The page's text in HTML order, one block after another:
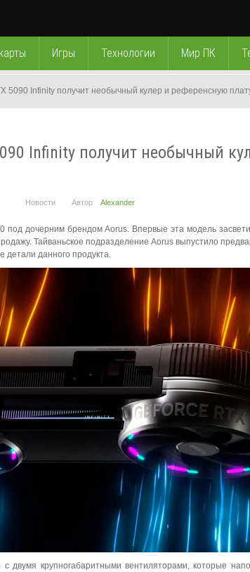
Игры Технологии Мир ПК
5090 Infinity получит необычный кулер и референсную
Infinity получит необычный
Новости Автор Alexander
под дочерним брендом Aorus. Впервые эта модель
Тайваньское подразделение Aorus выпустило
детали данного продукта.
двумя крупногабаритными вентиляторами, которые